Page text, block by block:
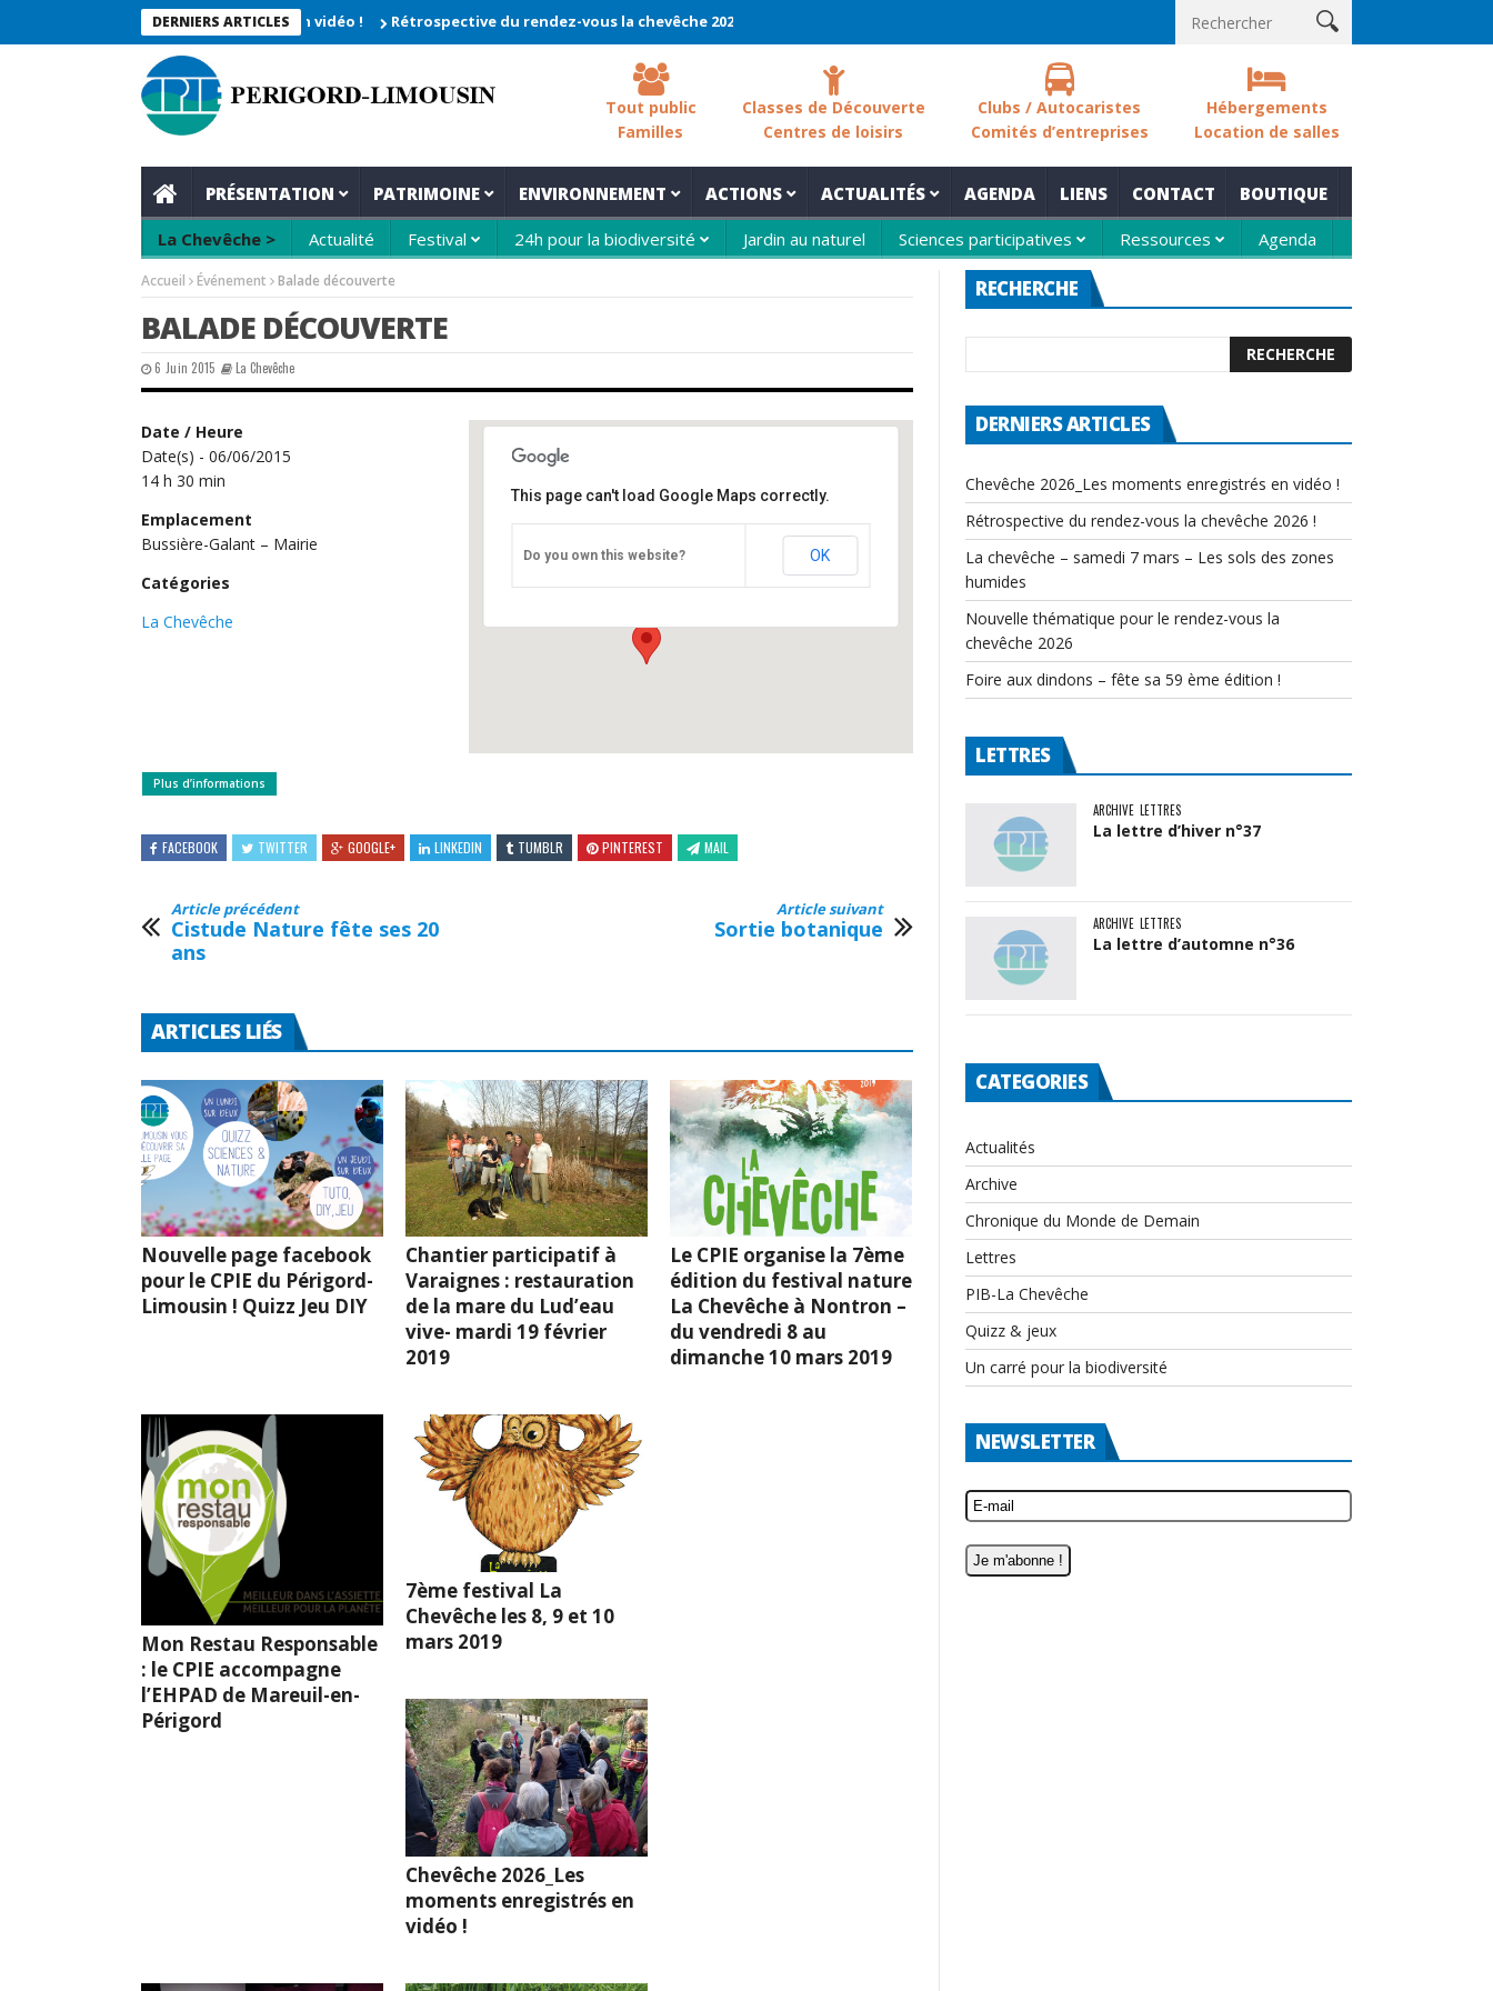
DERNIERS ARTICLES
2026_Les moments enregistrés en vidéo ! Rétrospective du rendez-vous la chevêche 2026 ! Nouvelle thématique pour le rendez-
Tout public
Familles
Classes de Découverte
Centres de loisirs
Clubs / Autocaristes
Comités d’entreprises
Hébergements
Location de salles
PRÉSENTATION PATRIMOINE ENVIRONNEMENT ACTIONS ACTUALITÉS AGENDA LIENS CONTACT BOUTIQUE
La Chevêche > Actualité Festival 24h pour la biodiversité Jardin au naturel Sciences participatives Ressources Agenda
Accueil Événement Balade découverte
BALADE DÉCOUVERTE
6 Juin 2015 La Chevêche
Bussière-Galant – Mairie
Mairie - Bussière-Galant
This page can't load Google Maps correctly.
Do you own this website? OK
Date / Heure
Date(s) - 06/06/2015
14 h 30 min
Emplacement
Bussière-Galant – Mairie
Catégories
La Chevêche
Plus d’informations
FACEBOOK TWITTER GOOGLE+ LINKEDIN TUMBLR PINTEREST MAIL
Article précédent
Cistude Nature fête ses 20
ans
Article suivant
Sortie botanique
ARTICLES LIÉS
Nouvelle page facebook
pour le CPIE du Périgord-
Limousin ! Quizz Jeu DIY
Chantier participatif à
Varaignes : restauration
de la mare du Lud’eau
vive- mardi 19 février
2019
Le CPIE organise la 7ème
édition du festival nature
La Chevêche à Nontron –
du vendredi 8 au
dimanche 10 mars 2019
Mon Restau Responsable
: le CPIE accompagne
l’EHPAD de Mareuil-en-
Périgord
7ème festival La
Chevêche les 8, 9 et 10
mars 2019
Chevêche 2026_Les
moments enregistrés en
vidéo !
RECHERCHE
DERNIERS ARTICLES
Chevêche 2026_Les moments enregistrés en vidéo !
Rétrospective du rendez-vous la chevêche 2026 !
La chevêche – samedi 7 mars – Les sols des zones
humides
Nouvelle thématique pour le rendez-vous la
chevêche 2026
Foire aux dindons – fête sa 59 ème édition !
LETTRES
ARCHIVE LETTRES
La lettre d’hiver n°37
ARCHIVE LETTRES
La lettre d’automne n°36
CATEGORIES
Actualités
Archive
Chronique du Monde de Demain
Lettres
PIB-La Chevêche
Quizz & jeux
Un carré pour la biodiversité
NEWSLETTER